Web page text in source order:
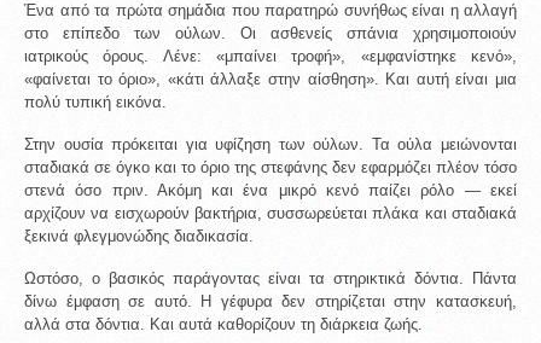
Ένα από τα πρώτα σημάδια που παρατηρώ συνήθως είναι η αλλαγή
στο επίπεδο των ούλων. Οι ασθενείς σπάνια χρησιμοποιούν
ιατρικούς όρους. Λένε: «μπαίνει τροφή», «εμφανίστηκε κενό»,
«φαίνεται το όριο», «κάτι άλλαξε στην αίσθηση». Και αυτή είναι μια
πολύ τυπική εικόνα.
Στην ουσία πρόκειται για υφίζηση των ούλων. Τα ούλα μειώνονται
σταδιακά σε όγκο και το όριο της στεφάνης δεν εφαρμόζει πλέον τόσο
στενά όσο πριν. Ακόμη και ένα μικρό κενό παίζει ρόλο — εκεί
αρχίζουν να εισχωρούν βακτήρια, συσσωρεύεται πλάκα και σταδιακά
ξεκινά φλεγμονώδης διαδικασία.
Ωστόσο, ο βασικός παράγοντας είναι τα στηρικτικά δόντια. Πάντα
δίνω έμφαση σε αυτό. Η γέφυρα δεν στηρίζεται στην κατασκευή,
αλλά στα δόντια. Και αυτά καθορίζουν τη διάρκεια ζωής.